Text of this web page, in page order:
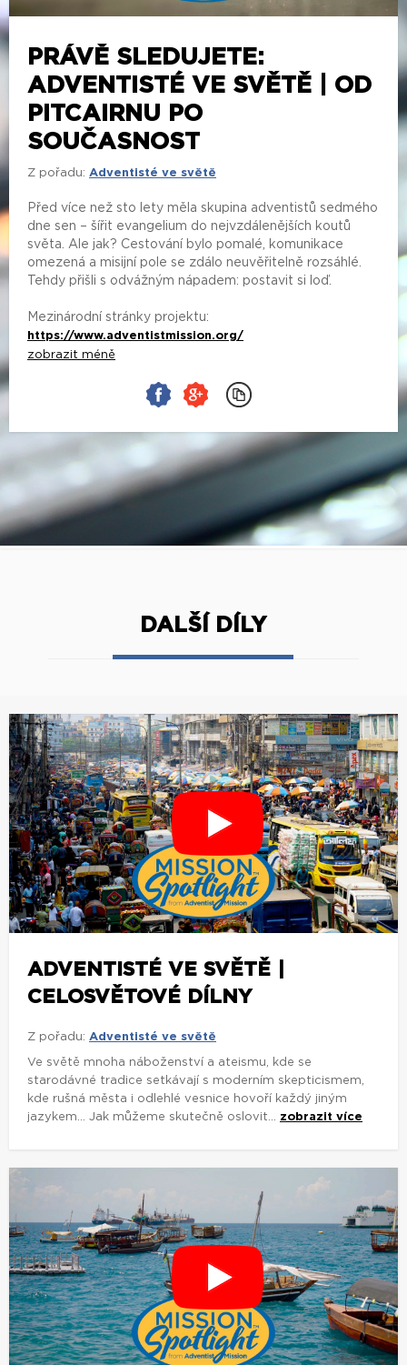
PRÁVĚ SLEDUJETE:
ADVENTISTÉ VE SVĚTĚ | OD
PITCAIRNU PO
SOUČASNOST
Z pořadu: Adventisté ve světě
Před více než sto lety měla skupina adventistů sedmého
dne sen – šířit evangelium do nejvzdálenějších koutů
světa. Ale jak? Cestování bylo pomalé, komunikace
omezená a misijní pole se zdálo neuvěřitelně rozsáhlé.
Tehdy přišli s odvážným nápadem: postavit si loď.
Mezinárodní stránky projektu:
https://www.adventistmission.org/
zobrazit méně
DALŠÍ DÍLY
ADVENTISTÉ VE SVĚTĚ |
CELOSVĚTOVÉ DÍLNY
Z pořadu: Adventisté ve světě
Ve světě mnoha náboženství a ateismu, kde se
starodávné tradice setkávají s moderním skepticismem,
kde rušná města i odlehlé vesnice hovoří každý jiným
jazykem... Jak můžeme skutečně oslovit... zobrazit více